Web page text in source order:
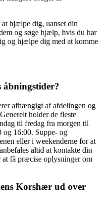
hjælpe dig, uanset din
og søge hjælp, hvis du har
og hjælpe dig med at komme
afhængigt af afdelingen og
holder de fleste
til fredag ​​fra morgen til
16:00. Suppe- og
eller i weekenderne for at
altid at kontakte din
få præcise oplysninger om
Korshær ud over